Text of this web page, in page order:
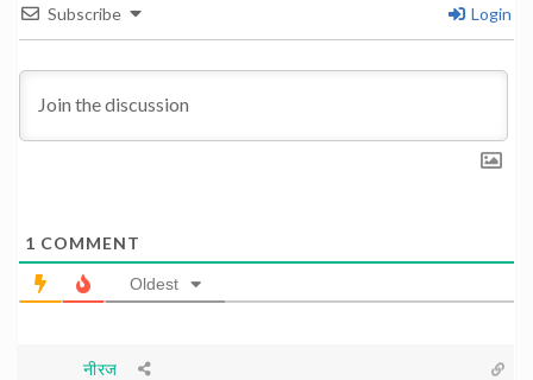
Subscribe Login
1 COMMENT
Oldest
नीरज